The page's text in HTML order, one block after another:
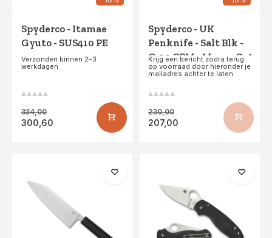
Spyderco - Itamae
Gyuto - SUS410 PE
Verzonden binnen 2–3
werkdagen
334,00
300,60
Spyderco - UK
Penknife - Salt Blk -
G-10 CPM - MagnaCut
- Blk Blade PE
Krijg een bericht zodra terug
op voorraad door hieronder je
mailadres achter te laten
230,00
207,00